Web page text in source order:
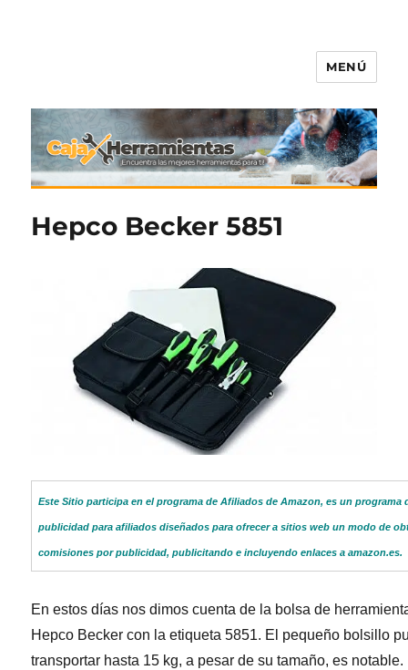
MENÚ
Hepco Becker 5851
Este Sitio participa en el programa de Afiliados de Amazon, es un programa
publicidad para afiliados diseñados para ofrecer a sitios web un modo de
comisiones por publicidad, publicitando e incluyendo enlaces a amazon.es.
En estos días nos dimos cuenta de la bolsa de
Hepco Becker con la etiqueta 5851. El pequeño bolsillo
transportar hasta 15 kg, a pesar de su tamaño, es notable.